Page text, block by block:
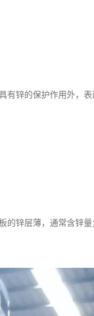
锌的保护作用外，
锌层薄，通常含锌